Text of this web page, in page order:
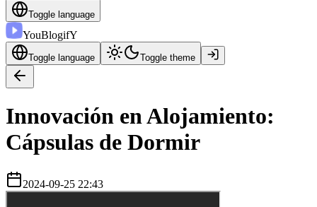
Toggle language
YouBlogifY
Toggle language Toggle theme
Innovación en Alojamiento:
Cápsulas de Dormir
2024-09-25 22:43